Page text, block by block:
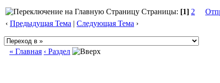
Страницы: [1] 2
‹ Предыдущая Тема | Следующая Тема ›
« Главная ‹ Раздел